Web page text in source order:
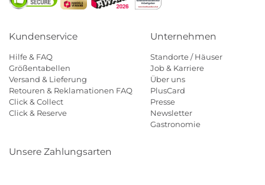
Kundenservice
Hilfe & FAQ
Größentabellen
Versand & Lieferung
Retouren & Reklamationen FAQ
Click & Collect
Click & Reserve
Unternehmen
Standorte / Häuser
Job & Karriere
Über uns
PlusCard
Presse
Newsletter
Gastronomie
Unsere Zahlungsarten